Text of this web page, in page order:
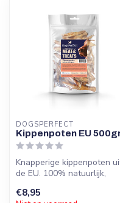
DOGSPERFECT
Kippenpoten EU
Knapperige kippenpoten
de EU. 100% natuurlijk,
geb...
€8,95